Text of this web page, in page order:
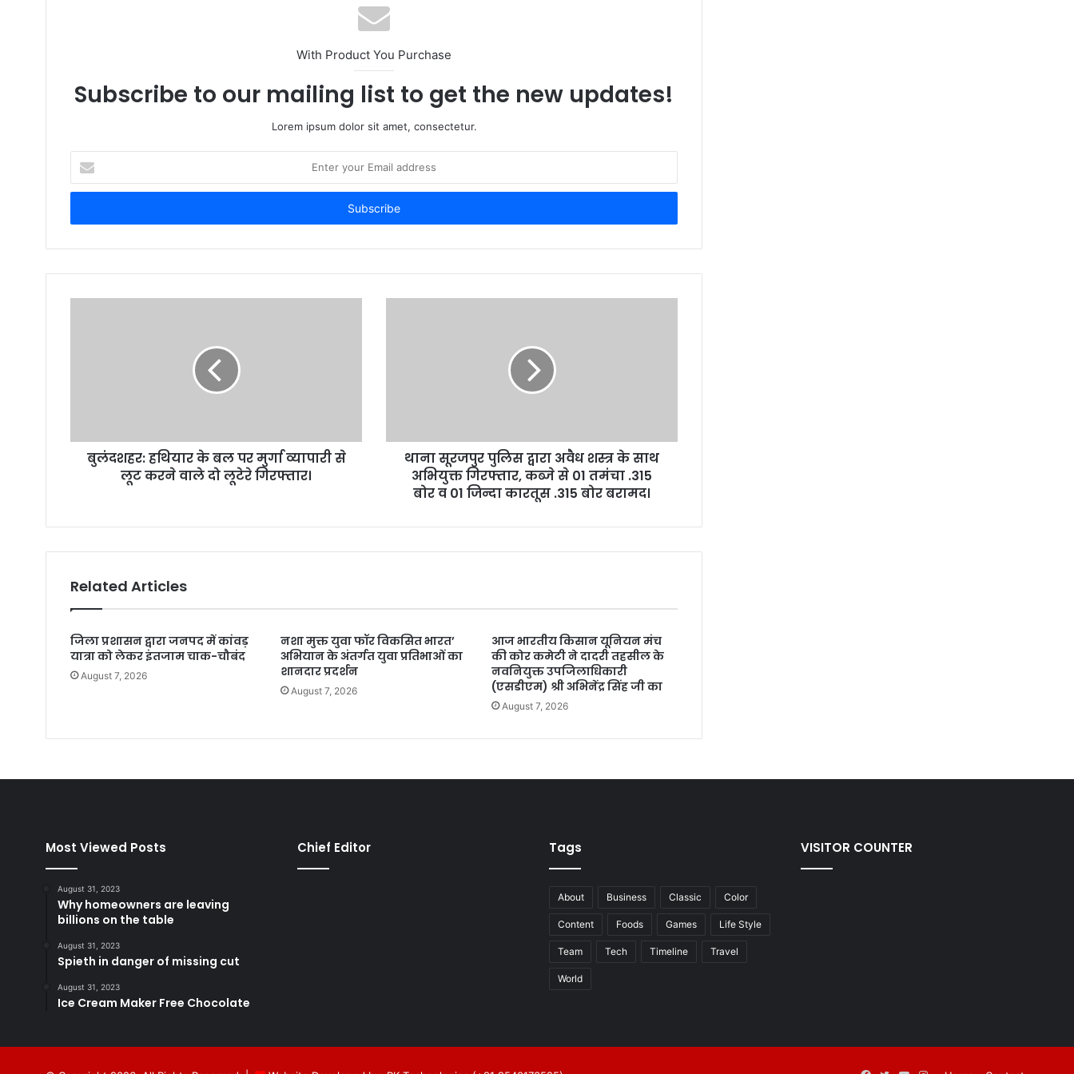
With Product You Purchase
Subscribe to our mailing list to get the new updates!
Lorem ipsum dolor sit amet, consectetur.
your
Email
बुलंदशहर: हथियार के बल पर मुर्गा व्यापारी से
लूट करने वाले दो लूटेरे गिरफ्तार।
थाना सूरजपुर पुलिस द्वारा अवैध शस्त्र के साथ
अभियुक्त गिरफ्तार, कब्जे से 01 तमंचा .315
बोर व 01 जिन्दा कारतूस .315 बोर बरामद।
Related Articles
जिला प्रशासन द्वारा जनपद में कांवड़
यात्रा को लेकर इंतजाम चाक-चौबंद
August 7, 2026
नशा मुक्त युवा फॉर विकसित भारत’
अभियान के अंतर्गत युवा प्रतिभाओं का
शानदार प्रदर्शन
August 7, 2026
आज भारतीय किसान यूनियन मंच
की कोर कमेटी ने दादरी तहसील के
नवनियुक्त उपजिलाधिकारी
(एसडीएम) श्री अभिनेंद्र सिंह जी का
August 7, 2026
Most Viewed Posts
August 31, 2023
Why homeowners are leaving
billions on the table
August 31, 2023
Spieth in danger of missing cut
August 31, 2023
Ice Cream Maker Free Chocolate
Chief Editor Tags
About Business Classic Color
Content Foods Games Life Style
Team Tech Timeline Travel
World
VISITOR COUNTER